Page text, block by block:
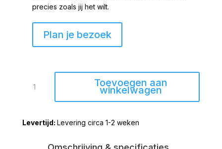
precies zoals jij het wilt.
Plan je bezoek
YLAYA
140cm
Toevoegen aan
winkelwagen
Levering circa 1-2 weken